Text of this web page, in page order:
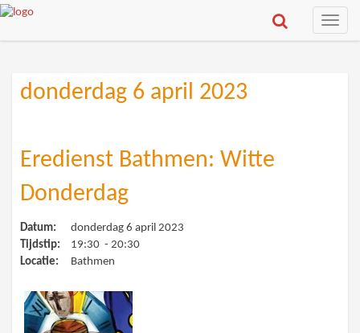
Toggle
donderdag 6 april 2023
Eredienst Bathmen: Witte
Donderdag
Datum:
donderdag 6 april 2023
Tijdstip:
19:30 - 20:30
Locatie:
Bathmen